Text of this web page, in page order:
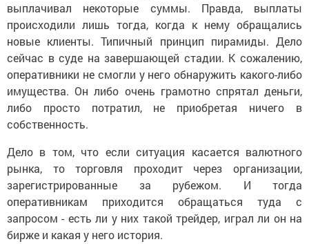
выплачивал некоторые суммы. Правда, выплаты
происходили лишь тогда, когда к нему обращались
новые клиенты. Типичный принцип пирамиды. Дело
сейчас в суде на завершающей стадии. К сожалению,
оперативники не смогли у него обнаружить какого-либо
имущества. Он либо очень грамотно спрятал деньги,
либо просто потратил, не приобретая ничего в
собственность.
Дело в том, что если ситуация касается валютного
рынка, то торговля проходит через организации,
зарегистрированные за рубежом. И тогда
оперативникам приходится обращаться туда с
запросом - есть ли у них такой трейдер, играл ли он на
бирже и какая у него история.